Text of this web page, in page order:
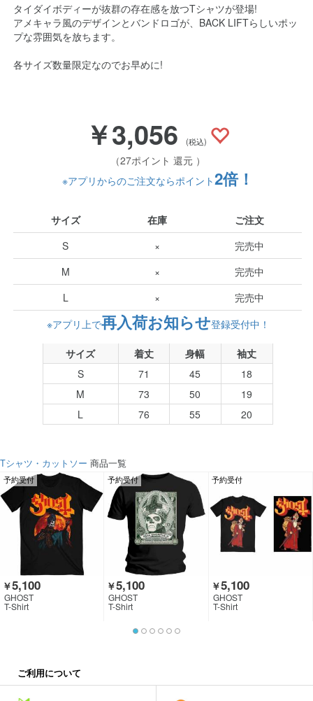
タイダイボディーが抜群の存在感を放つTシャツが登場!
アメキャラ風のデザインとバンドロゴが、BACK LIFTらしいポッ
プな雰囲気を放ちます。
各サイズ数量限定なのでお早めに!
￥3,056 (税込)
（27ポイント 還元 ）
※アプリからのご注文ならポイント2倍！
サイズ 在庫
ご注文
S
×
完売中
M
×
完売中
L
×
完売中
※アプリ上で再入荷お知らせ登録受付中！
サイズ 着丈 身幅
袖丈
S
71 45
18
M
73 50
19
L
76 55 20
Tシャツ・カットソー 商品一覧
予約受付
￥5,100
GHOST
T-Shirt
予約受付
￥5,100
GHOST
T-Shirt
予約受付
￥5,100
GHOST
T-Shirt
ご利用について